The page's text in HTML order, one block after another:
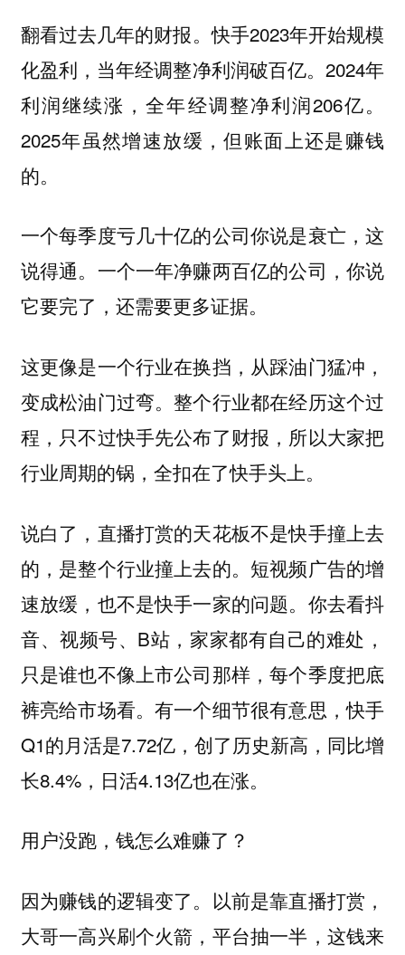
翻看过去几年的财报。快手2023年开始规模
化盈利，当年经调整净利润破百亿。2024年
利润继续涨，全年经调整净利润206亿。
2025年虽然增速放缓，但账面上还是赚钱
的。
一个每季度亏几十亿的公司你说是衰亡，这
说得通。一个一年净赚两百亿的公司，你说
它要完了，还需要更多证据。
这更像是一个行业在换挡，从踩油门猛冲，
变成松油门过弯。整个行业都在经历这个过
程，只不过快手先公布了财报，所以大家把
行业周期的锅，全扣在了快手头上。
说白了，直播打赏的天花板不是快手撞上去
的，是整个行业撞上去的。短视频广告的增
速放缓，也不是快手一家的问题。你去看抖
音、视频号、B站，家家都有自己的难处，
只是谁也不像上市公司那样，每个季度把底
裤亮给市场看。有一个细节很有意思，快手
Q1的月活是7.72亿，创了历史新高，同比增
长8.4%，日活4.13亿也在涨。
用户没跑，钱怎么难赚了？
因为赚钱的逻辑变了。以前是靠直播打赏，
大哥一高兴刷个火箭，平台抽一半，这钱来